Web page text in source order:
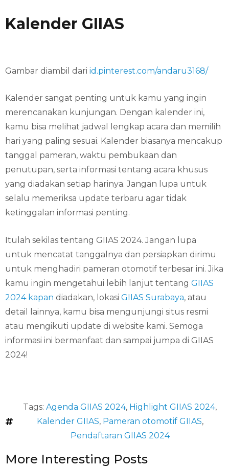
Kalender GIIAS
Gambar diambil dari id.pinterest.com/andaru3168/
Kalender sangat penting untuk kamu yang ingin
merencanakan kunjungan. Dengan kalender ini,
kamu bisa melihat jadwal lengkap acara dan memilih
hari yang paling sesuai. Kalender biasanya mencakup
tanggal pameran, waktu pembukaan dan
penutupan, serta informasi tentang acara khusus
yang diadakan setiap harinya. Jangan lupa untuk
selalu memeriksa update terbaru agar tidak
ketinggalan informasi penting.
Itulah sekilas tentang GIIAS 2024. Jangan lupa
untuk mencatat tanggalnya dan persiapkan dirimu
untuk menghadiri pameran otomotif terbesar ini. Jika
kamu ingin mengetahui lebih lanjut tentang GIIAS
2024 kapan diadakan, lokasi GIIAS Surabaya, atau
detail lainnya, kamu bisa mengunjungi situs resmi
atau mengikuti update di website kami. Semoga
informasi ini bermanfaat dan sampai jumpa di GIIAS
2024!
Tags: Agenda GIIAS 2024, Highlight GIIAS 2024,
Kalender GIIAS, Pameran otomotif GIIAS,
Pendaftaran GIIAS 2024
More Interesting Posts